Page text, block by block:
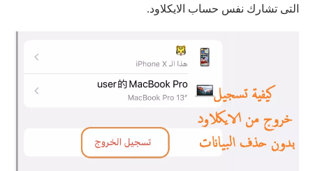
التى تشارك نفس حساب الايكلاود.